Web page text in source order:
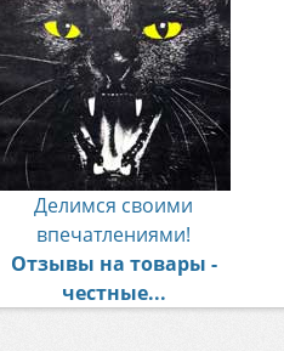
Делимся своими
впечатлениями!
Отзывы на товары -
честные...